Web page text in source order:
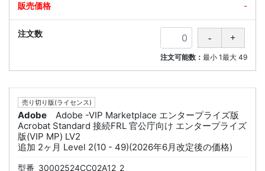
-
注文可能数： 最小 1最大 49
売り切り版(ライセンス)
Adobe
Adobe -VIP Marketplace エンタープライズ版
Acrobat Standard 接続FRL 官公庁向け エンタープライズ
版(VIP MP) LV2
追加 2ヶ月 Level 2(10 - 49)(2026年6月改定後の価格)
型番 30002524CC02A12_2